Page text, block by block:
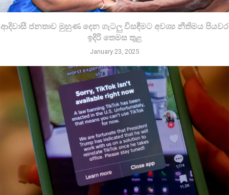
ආදිවාසී ජනතාව මුහුණ දෙන ගැටලු විසඳීමට අවශ්‍ය නීතිමය පියවර
ඉදිරි තෙමස තුළ
January 23, 2025